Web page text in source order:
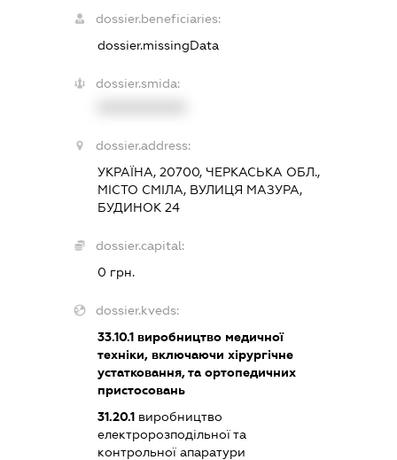
dossier.beneficiaries:
dossier.missingData
dossier.smida:
dossier.address:
УКРАЇНА, 20700, ЧЕРКАСЬКА ОБЛ.,
МІСТО СМІЛА, ВУЛИЦЯ МАЗУРА,
БУДИНОК 24
dossier.capital:
0 грн.
dossier.kveds:
33.10.1виробництво медичної
техніки, включаючи хірургічне
устатковання, та ортопедичних
пристосовань
31.20.1виробництво
електророзподільної та
контрольної апаратури